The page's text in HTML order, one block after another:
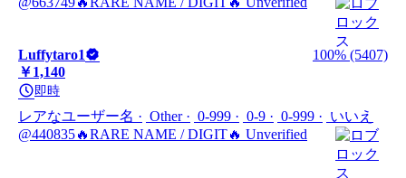
Luffytaro1
100% (5407)
￥1,140
即時
レアなユーザー名 Other 0-999 0-9 0-999
いいえ
@440835🔥RARE NAME / DIGIT🔥 Unverified